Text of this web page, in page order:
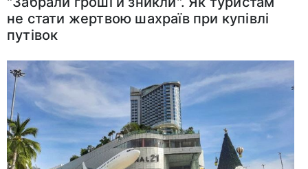
не стати жертвою шахраїв при купівлі
путівок